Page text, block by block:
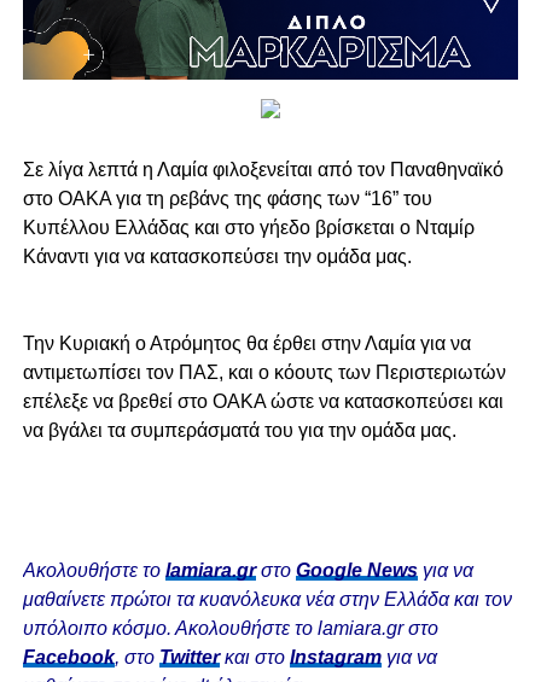
Σε λίγα λεπτά η Λαμία φιλοξενείται από τον Παναθηναϊκό
στο ΟΑΚΑ για τη ρεβάνς της φάσης των “16” του
Κυπέλλου Ελλάδας και στο γήεδο βρίσκεται ο Νταμίρ
Κάναντι για να κατασκοπεύσει την ομάδα μας.
Την Κυριακή ο Ατρόμητος θα έρθει στην Λαμία για να
αντιμετωπίσει τον ΠΑΣ, και ο κόουτς των Περιστεριωτών
επέλεξε να βρεθεί στο ΟΑΚΑ ώστε να κατασκοπεύσει και
να βγάλει τα συμπεράσματά του για την ομάδα μας.
Ακολουθήστε το lamiara.grστο Google Newsγια να
μαθαίνετε πρώτοι τα κυανόλευκα νέα στην Ελλάδα και τον
υπόλοιπο κόσμο. Ακολουθήστε το lamiara.gr στο
Facebook, στο Twitterκαι στο Instagram για να